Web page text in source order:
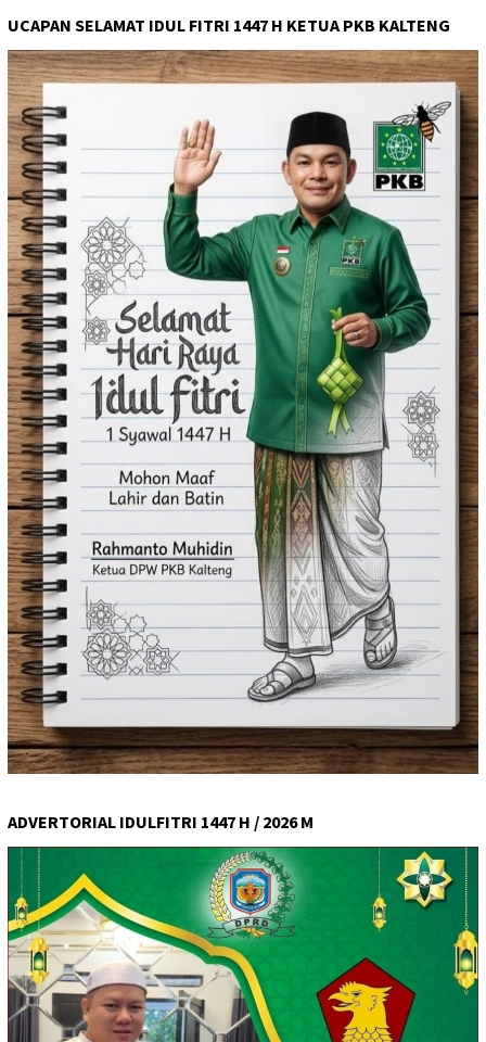
UCAPAN SELAMAT IDUL FITRI 1447 H KETUA PKB KALTENG
ADVERTORIAL IDULFITRI 1447 H / 2026 M